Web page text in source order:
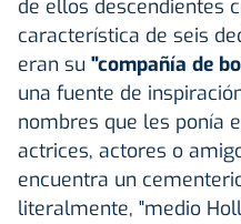
de ellos descendientes
característica de seis
eran su "compañía de
una fuente de
nombres que les ponía
actrices, actores o
encuentra un
literalmente, "medio